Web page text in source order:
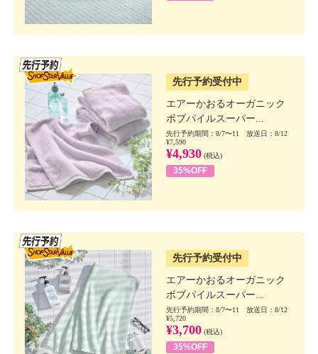
先行予約受付中
エアーかおるオーガニック
ボブパイルスーパー...
先行予約期間：8/7〜11 放送日：8/12
¥7,590
¥4,930 (税込)
35%OFF
先行予約受付中
エアーかおるオーガニック
ボブパイルスーパー...
先行予約期間：8/7〜11 放送日：8/12
¥5,720
¥3,700 (税込)
35%OFF